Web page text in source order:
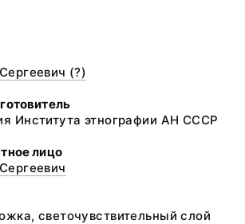
(?)
Института этнографии АН СССР
лицо
светочувствительный слой